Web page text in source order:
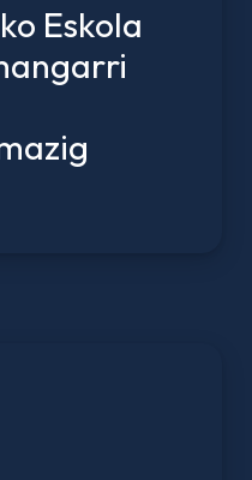
Eskola